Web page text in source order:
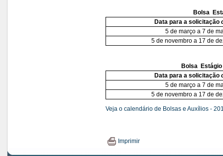
Bolsa 
Data para a solicitação
5 de março a 7 de
5 de novembro a 17 de
Bolsa 
Data para a solicitação
5 de março a 7 de
5 de novembro a 17 de
Veja o calendário de Bolsas e Auxílios -
Imprimir